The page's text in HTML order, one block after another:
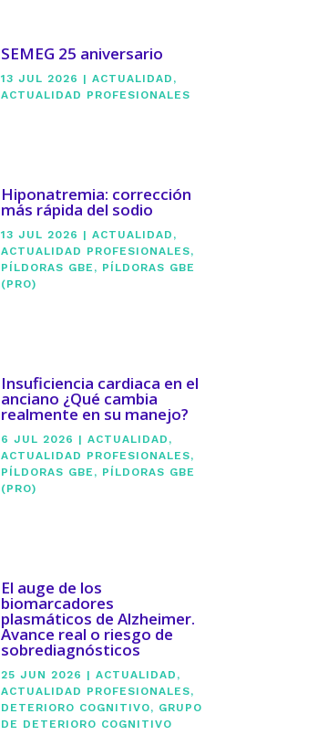
SEMEG 25 aniversario
13 JUL 2026 |ACTUALIDAD ,
ACTUALIDAD PROFESIONALES
Hiponatremia: corrección
más rápida del sodio
13 JUL 2026 |ACTUALIDAD ,
ACTUALIDAD PROFESIONALES,
PÍLDORAS GBE , PÍLDORAS GBE
(PRO)
Insuficiencia cardiaca en el
anciano ¿Qué cambia
realmente en su manejo?
6 JUL 2026 |ACTUALIDAD ,
ACTUALIDAD PROFESIONALES,
PÍLDORAS GBE , PÍLDORAS GBE
(PRO)
El auge de los
biomarcadores
plasmáticos de Alzheimer.
Avance real o riesgo de
sobrediagnósticos
25 JUN 2026 |ACTUALIDAD ,
ACTUALIDAD PROFESIONALES,
DETERIORO COGNITIVO, GRUPO
DE DETERIORO COGNITIVO